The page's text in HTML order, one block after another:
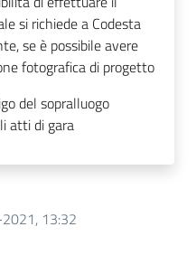
si richiede a Codesta
se è possibile avere
fotografica di progetto
del sopralluogo
atti di gara
13:32